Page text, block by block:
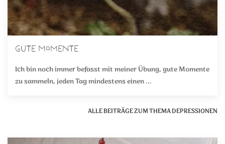
Gute Momente
Ich bin noch immer befasst mit meiner Übung, gute Momente
zu sammeln, jeden Tag mindestens einen ...
ALLE BEITRÄGE ZUM THEMA DEPRESSIONEN